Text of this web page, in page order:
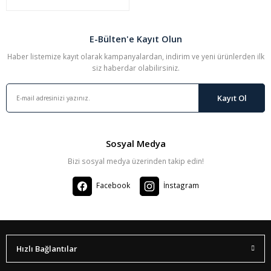
E-Bülten'e Kayıt Olun
Haber listemize kayıt olarak kampanyalardan, indirim ve yeni ürünlerden ilk
siz haberdar olabilirsiniz.
Kayıt Ol
Sosyal Medya
Bizi sosyal medya üzerinden takip edin!
Facebook İnstagram
Hızlı Bağlantılar